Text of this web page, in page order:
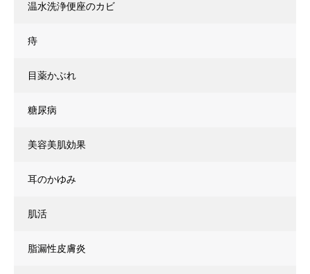
温水洗浄便座のカビ
痔
目薬かぶれ
糖尿病
美容美肌効果
耳のかゆみ
肌活
脂漏性皮膚炎